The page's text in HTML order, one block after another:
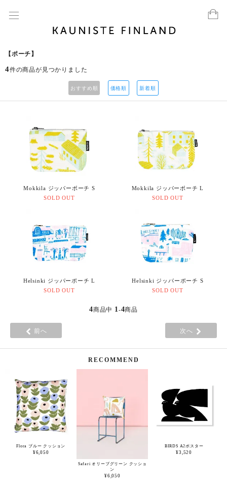
【ポーチ】
4件の商品が見つかりました
おすすめ順 価格順 新着順
Mokkila ジッパーポーチ S
SOLD OUT
Mokkila ジッパーポーチ L
SOLD OUT
Helsinki ジッパーポーチ L
SOLD OUT
Helsinki ジッパーポーチ S
SOLD OUT
4商品中 1-4商品
前へ 次へ
RECOMMEND
Flora ブルー クッション
¥6,050
Safari オリーブグリーン クッショ
ン
¥6,050
BIRDS A2ポスター
¥3,520